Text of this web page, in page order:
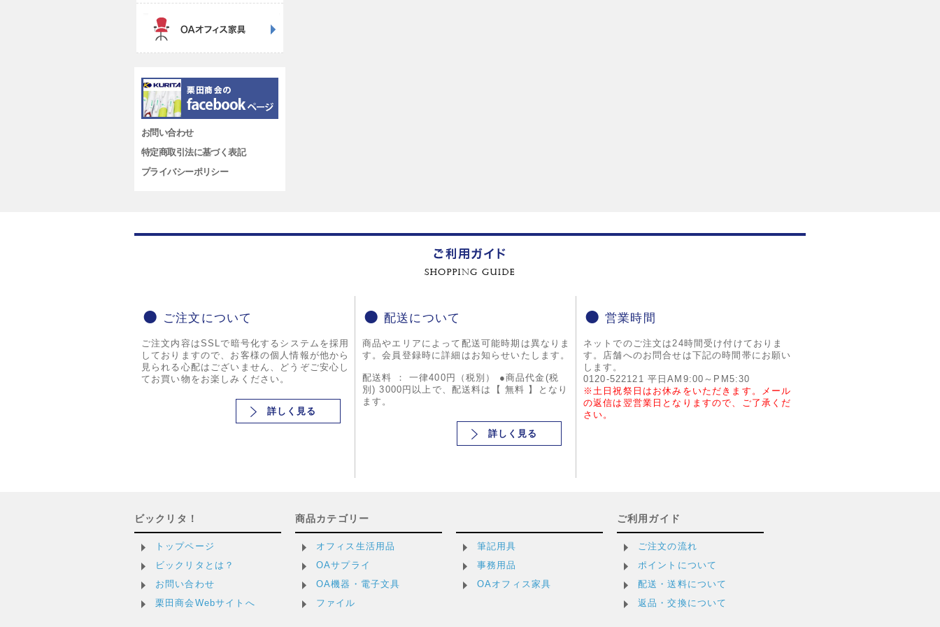
お問い合わせ
特定商取引法に基づく表記
プライバシーポリシー
ご注文について
ご注文内容はSSLで暗号化するシステムを採用
しておりますので、お客様の個人情報が他から
見られる心配はございません、どうぞご安心し
てお買い物をお楽しみください。
詳しく見る
配送について
商品やエリアによって配送可能時期は異なりま
す。会員登録時に詳細はお知らせいたします。
配送料 ： 一律400円（税別） ●商品代金(税
別) 3000円以上で、配送料は【 無料 】となり
ます。
詳しく見る
営業時間
ネットでのご注文は24時間受け付けておりま
す。店舗へのお問合せは下記の時間帯にお願い
します。
0120-522121 平日AM9:00～PM5:30
※土日祝祭日はお休みをいただきます。メール
の返信は翌営業日となりますので、ご了承くだ
さい。
ビックリタ！
トップページ
ビックリタとは？
お問い合わせ
栗田商会Webサイトへ
商品カテゴリー
オフィス生活用品
OAサプライ
OA機器・電子文具
ファイル
筆記用具
事務用品
OAオフィス家具
ご利用ガイド
ご注文の流れ
ポイントについて
配送・送料について
返品・交換について